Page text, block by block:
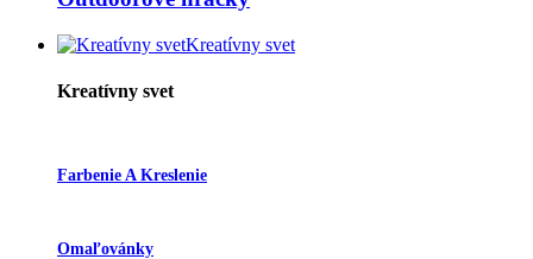
Kreatívny svet
Kreatívny svet
Farbenie A Kreslenie
Omaľovánky